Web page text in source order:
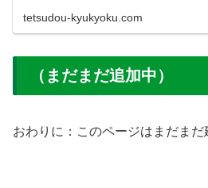
tetsudou-kyukyoku.com
（まだまだ追加中）
おわりに：このページはまだまだ